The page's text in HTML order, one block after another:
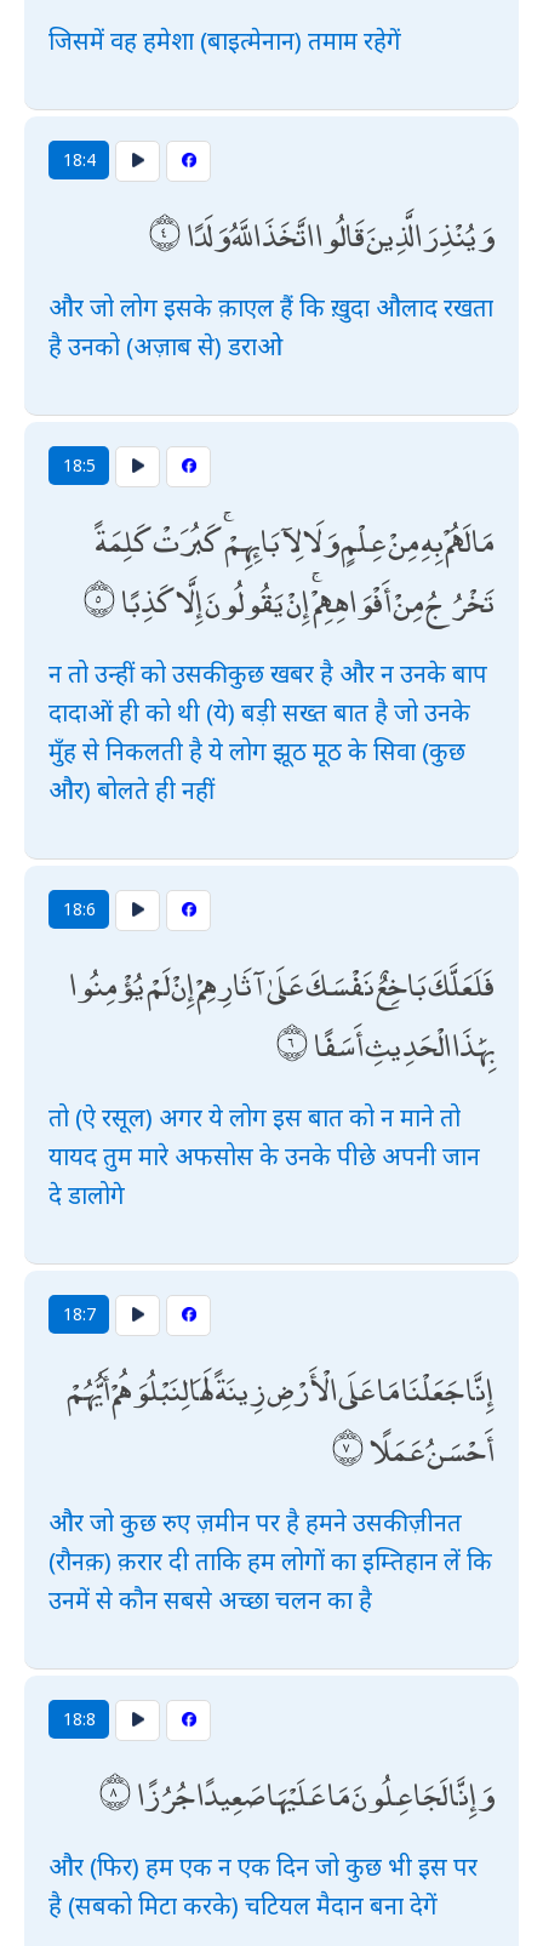
जिसमें वह हमेशा (बाइत्मेनान) तमाम रहेगें
18:4
وَيُنْذِرَ الَّذِينَ قَالُوا اتَّخَذَ اللَّهُ وَلَدًا
और जो लोग इसके क़ाएल हैं कि ख़ुदा औलाद रखता
है उनको (अज़ाब से) डराओ
18:5
مَا لَهُمْ بِهِ مِنْ عِلْمٍ وَلَا لِآبَائِهِمْ ۚ كَبُرَتْ كَلِمَةً
تَخْرُجُ مِنْ أَفْوَاهِهِمْ ۚ إِنْ يَقُولُونَ إِلَّا كَذِبًا
न तो उन्हीं को उसकी कुछ खबर है और न उनके बाप
दादाओं ही को थी (ये) बड़ी सख्त बात है जो उनके
मुँह से निकलती है ये लोग झूठ मूठ के सिवा (कुछ
और) बोलते ही नहीं
18:6
فَلَعَلَّكَ بَاخِعٌ نَفْسَكَ عَلَىٰ آثَارِهِمْ إِنْ لَمْ يُؤْمِنُوا
بِهَٰذَا الْحَدِيثِ أَسَفًا
तो (ऐ रसूल) अगर ये लोग इस बात को न माने तो
यायद तुम मारे अफसोस के उनके पीछे अपनी जान
दे डालोगे
18:7
إِنَّا جَعَلْنَا مَا عَلَى الْأَرْضِ زِينَةً لَهَا لِنَبْلُوَهُمْ أَيُّهُمْ
أَحْسَنُ عَمَلًا
और जो कुछ रुए ज़मीन पर है हमने उसकी ज़ीनत
(रौनक़) क़रार दी ताकि हम लोगों का इम्तिहान लें कि
उनमें से कौन सबसे अच्छा चलन का है
18:8
وَإِنَّا لَجَاعِلُونَ مَا عَلَيْهَا صَعِيدًا جُرُزًا
और (फिर) हम एक न एक दिन जो कुछ भी इस पर
है (सबको मिटा करके) चटियल मैदान बना देगें